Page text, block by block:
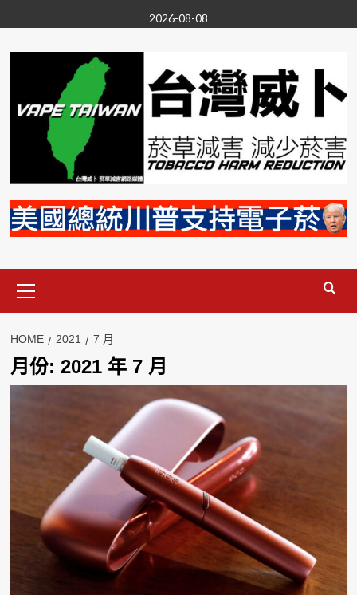
to
content
2026-08-08
Menu
HOME 2021 7 月
月份: 2021 年 7 月